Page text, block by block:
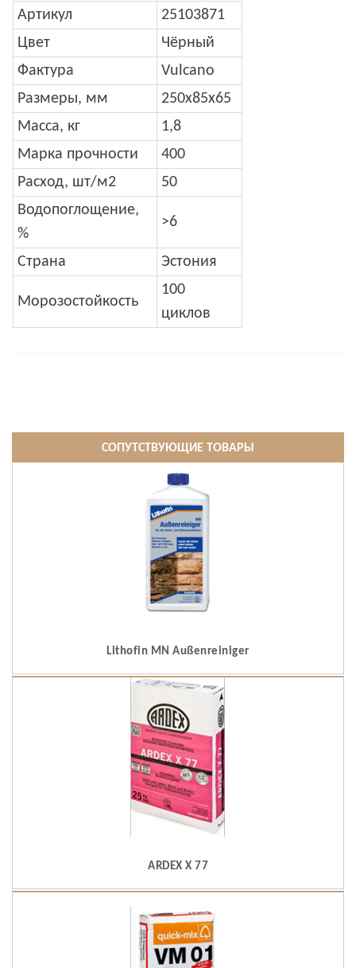
Артикул
25103871
Цвет
Чёрный
Фактура
Vulcano
Размеры, мм
250x85x65
Масса, кг
1,8
Марка прочности
400
Расход, шт/м2
50
Водопоглощение,
%
>6
Страна Эстония
Морозостойкость
100
циклов
СОПУТСТВУЮЩИЕ ТОВАРЫ
Lithofin MN Außenreiniger
ARDEX X 77